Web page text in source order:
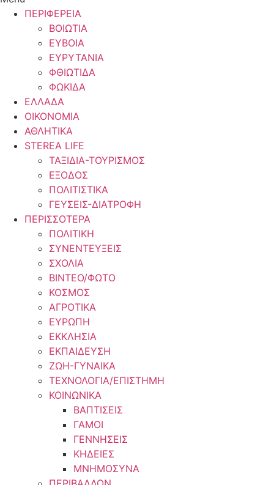
ΠΕΡΙΦΕΡΕΙΑ
ΒΟΙΩΤΙΑ
ΕΥΒΟΙΑ
ΕΥΡΥΤΑΝΙΑ
ΦΘΙΩΤΙΔΑ
ΦΩΚΙΔΑ
ΕΛΛΑΔΑ
ΟΙΚΟΝΟΜΙΑ
ΑΘΛΗΤΙΚΑ
STEREA LIFE
ΤΑΞΙΔΙΑ-ΤΟΥΡΙΣΜΟΣ
ΕΞΟΔΟΣ
ΠΟΛΙΤΙΣΤΙΚΑ
ΓΕΥΣΕΙΣ-ΔΙΑΤΡΟΦΗ
ΠΕΡΙΣΣΟΤΕΡΑ
ΠΟΛΙΤΙΚΗ
ΣΥΝΕΝΤΕΥΞΕΙΣ
ΣΧΟΛΙΑ
ΒΙΝΤΕΟ/ΦΩΤΟ
ΚΟΣΜΟΣ
ΑΓΡΟΤΙΚΑ
ΕΥΡΩΠΗ
ΕΚΚΛΗΣΙΑ
ΕΚΠΑΙΔΕΥΣΗ
ΖΩΗ-ΓΥΝΑΙΚΑ
ΤΕΧΝΟΛΟΓΙΑ/ΕΠΙΣΤΗΜΗ
ΚΟΙΝΩΝΙΚΑ
ΒΑΠΤΙΣΕΙΣ
ΓΑΜΟΙ
ΓΕΝΝΗΣΕΙΣ
ΚΗΔΕΙΕΣ
ΜΝΗΜΟΣΥΝΑ